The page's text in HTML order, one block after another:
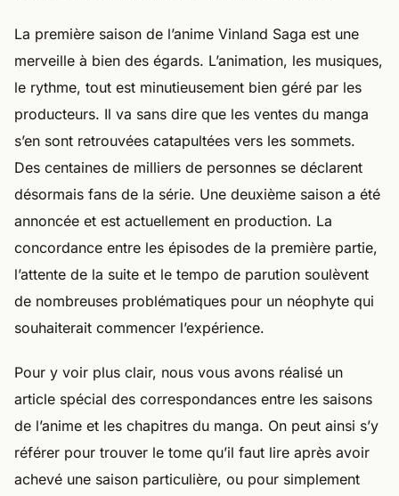
La première saison de l’anime Vinland Saga est une
merveille à bien des égards. L’animation, les musiques,
le rythme, tout est minutieusement bien géré par les
producteurs. Il va sans dire que les ventes du manga
s’en sont retrouvées catapultées vers les sommets.
Des centaines de milliers de personnes se déclarent
désormais fans de la série. Une deuxième saison a été
annoncée et est actuellement en production. La
concordance entre les épisodes de la première partie,
l’attente de la suite et le tempo de parution soulèvent
de nombreuses problématiques pour un néophyte qui
souhaiterait commencer l’expérience.
Pour y voir plus clair, nous vous avons réalisé un
article spécial des correspondances entre les saisons
de l’anime et les chapitres du manga. On peut ainsi s’y
référer pour trouver le tome qu’il faut lire après avoir
achevé une saison particulière, ou pour simplement